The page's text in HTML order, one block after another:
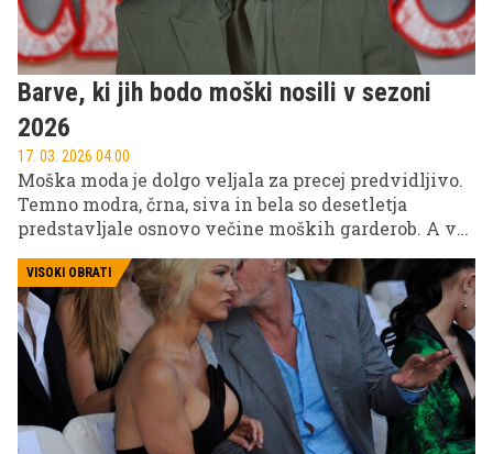
ustvari prostor, ki odraža njegov značaj in
življenjski slog.
Barve, ki jih bodo moški nosili v sezoni
2026
17. 03. 2026 04.00
Moška moda je dolgo veljala za precej predvidljivo.
Temno modra, črna, siva in bela so desetletja
predstavljale osnovo večine moških garderob. A v
zanimiv premik. Oblikovalci in modne hiše vse
pogosteje posegajo po bolj izrazitih barvah, ki
prinašajo več karakterja in samozavesti v vsakdanji
stil.
VISOKI OBRATI